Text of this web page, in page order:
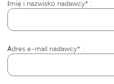
mię i nazwisko nadawcy* :
Adres e-mail nadawcy* :